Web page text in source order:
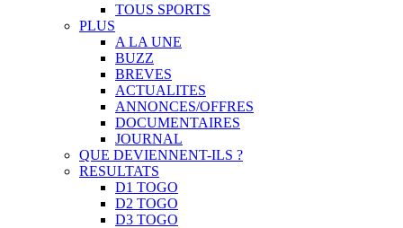
TOUS SPORTS
PLUS
A LA UNE
BUZZ
BREVES
ACTUALITES
ANNONCES/OFFRES
DOCUMENTAIRES
JOURNAL
QUE DEVIENNENT-ILS ?
RESULTATS
D1 TOGO
D2 TOGO
D3 TOGO